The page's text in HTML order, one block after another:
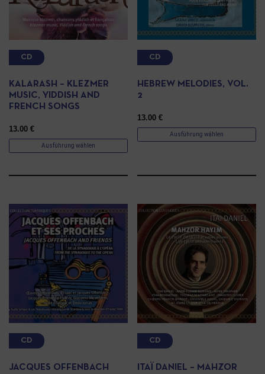
CD
KALARASH – KLEZMER
MUSIC, YIDDISH AND
FRENCH SONGS
13.00 €
Ausführung wählen
CD
HEBREW MELODIES, VOL.
2
13.00€
Ausführung wählen
CD
JACQUES OFFENBACH
CD
ITAÏ DANIEL – MAHZOR